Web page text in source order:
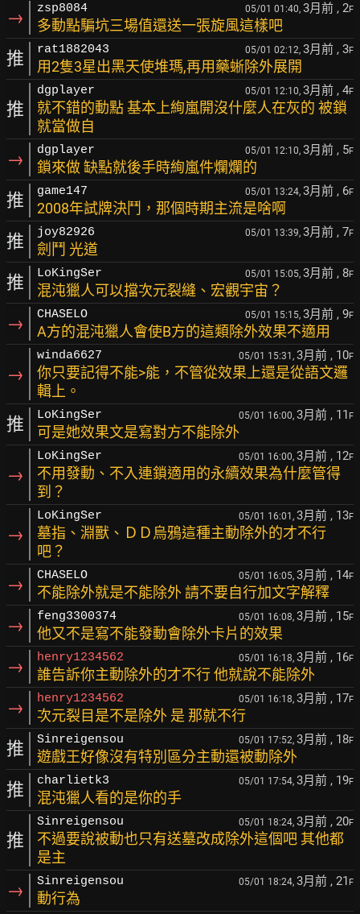
→ zsp8084 05/01 01:40, 3月前 , 2F
多動點騙坑三場值還送一張旋風這樣吧
推 rat1882043 05/01 02:12, 3月前 , 3F
用2隻3星出黑天使堆瑪,再用藥蜥除外展開
推
dgplayer 05/01 12:10, 3月前 , 4F
就不錯的動點 基本上絢嵐開沒什麼人在灰的 被鎖
就當做自
→ dgplayer 05/01 12:10, 3月前 , 5F
鎖來做 缺點就後手時絢嵐件爛爛的
推 game147 05/01 13:24, 3月前 , 6F
2008年試牌決鬥，那個時期主流是啥啊
推 joy82926 05/01 13:39, 3月前 , 7F
劍鬥 光道
推 LoKingSer 05/01 15:05, 3月前 , 8F
混沌獵人可以擋次元裂縫、宏觀宇宙？
→ CHASELO 05/01 15:15, 3月前 , 9F
A方的混沌獵人會使B方的這類除外效果不適用
→
winda6627 05/01 15:31, 3月前 , 10F
你只要記得不能>能，不管從效果上還是從語文邏
輯上。
推 LoKingSer 05/01 16:00, 3月前 , 11 F
可是她效果文是寫對方不能除外
→
LoKingSer 05/01 16:00, 3月前 , 12F
不用發動、不入連鎖適用的永續效果為什麼管得
到？
→
LoKingSer 05/01 16:01, 3月前 , 13F
墓指、淵獸、ＤＤ烏鴉這種主動除外的才不行
吧？
→ CHASELO 05/01 16:05, 3月前 , 14F
不能除外就是不能除外 請不要自行加文字解釋
→ feng3300374 05/01 16:08, 3月前 , 15F
他又不是寫不能發動會除外卡片的效果
→ henry1234562 05/01 16:18, 3月前 , 16F
誰告訴你主動除外的才不行 他就說不能除外
→ henry1234562 05/01 16:18, 3月前 , 17F
次元裂目是不是除外 是 那就不行
推 Sinreigensou 05/01 17:52, 3月前 , 18F
遊戲王好像沒有特別區分主動還被動除外
推 charlietk3 05/01 17:54, 3月前 , 19F
混沌獵人看的是你的手
推
Sinreigensou 05/01 18:24, 3月前 , 20F
不過要說被動也只有送墓改成除外這個吧 其他都
是主
→ Sinreigensou 05/01 18:24, 3月前 , 21 F
動行為